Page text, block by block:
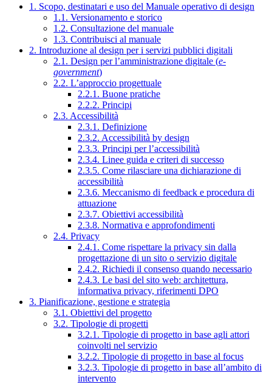
1. Scopo, destinatari e uso del Manuale operativo di design
1.1. Versionamento e storico
1.2. Consultazione del manuale
1.3. Contribuisci al manuale
2. Introduzione al design per i servizi pubblici digitali
2.1. Design per l’amministrazione digitale (e-
government)
2.2. L’approccio progettuale
2.2.1. Buone pratiche
2.2.2. Principi
2.3. Accessibilità
2.3.1. Definizione
2.3.2. Accessibilità by design
2.3.3. Principi per l’accessibilità
2.3.4. Linee guida e criteri di successo
2.3.5. Come rilasciare una dichiarazione di
accessibilità
2.3.6. Meccanismo di feedback e procedura di
attuazione
2.3.7. Obiettivi accessibilità
2.3.8. Normativa e approfondimenti
2.4. Privacy
2.4.1. Come rispettare la privacy sin dalla
progettazione di un sito o servizio digitale
2.4.2. Richiedi il consenso quando necessario
2.4.3. Le basi del sito web: architettura,
informativa privacy, riferimenti DPO
3. Pianificazione, gestione e strategia
3.1. Obiettivi del progetto
3.2. Tipologie di progetti
3.2.1. Tipologie di progetto in base agli attori
coinvolti nel servizio
3.2.2. Tipologie di progetto in base al focus
3.2.3. Tipologie di progetto in base all’ambito di
intervento